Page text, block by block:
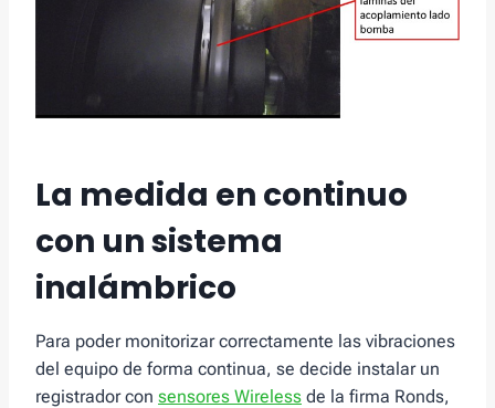
La medida en continuo
con un sistema
inalámbrico
Para poder monitorizar correctamente las vibraciones
del equipo de forma continua, se decide instalar un
registrador con sensores Wireless de la firma Ronds,